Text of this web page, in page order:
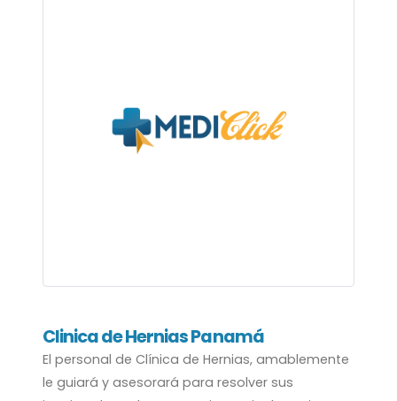
Clinica de Hernias Panamá
El personal de Clínica de Hernias, amablemente
le guiará y asesorará para resolver sus